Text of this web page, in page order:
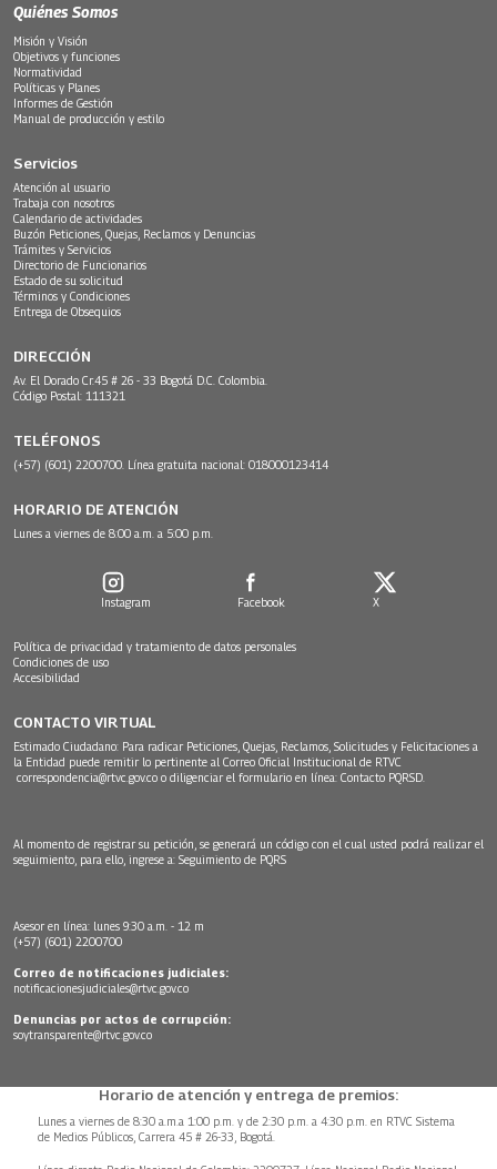
Quiénes Somos
Misión y Visión
Objetivos y funciones
Normatividad
Políticas y Planes
Informes de Gestión
Manual de producción y estilo
Servicios
Atención al usuario
Trabaja con nosotros
Calendario de actividades
Buzón Peticiones, Quejas, Reclamos y Denuncias
Trámites y Servicios
Directorio de Funcionarios
Estado de su solicitud
Términos y Condiciones
Entrega de Obsequios
DIRECCIÓN
Av. El Dorado Cr.45 # 26 - 33 Bogotá D.C. Colombia.
Código Postal: 111321
TELÉFONOS
(+57) (601) 2200700. Línea gratuita nacional: 018000123414
HORARIO DE ATENCIÓN
Lunes a viernes de 8:00 a.m. a 5:00 p.m.
Instagram Facebook X
Política de privacidad y tratamiento de datos personales
Condiciones de uso
Accesibilidad
CONTACTO VIRTUAL
Estimado Ciudadano: Para radicar Peticiones, Quejas, Reclamos, Solicitudes y Felicitaciones a
la Entidad puede remitir lo pertinente al Correo Oficial Institucional de RTVC
correspondencia@rtvc.gov.co o diligenciar el formulario en línea: Contacto PQRSD.
Al momento de registrar su petición, se generará un código con el cual usted podrá realizar el
seguimiento, para ello, ingrese a: Seguimiento de PQRS
Asesor en línea: lunes 9:30 a.m. - 12 m
(+57) (601) 2200700
Correo de notificaciones judiciales:
notificacionesjudiciales@rtvc.gov.co
Denuncias por actos de corrupción:
soytransparente@rtvc.gov.co
Horario de atención y entrega de premios:
Lunes a viernes de 8:30 a.m.a 1:00 p.m. y de 2:30 p.m. a 4:30 p.m. en RTVC Sistema
de Medios Públicos, Carrera 45 # 26-33, Bogotá.